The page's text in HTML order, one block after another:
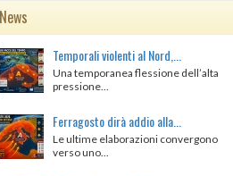
News
Temporali violenti al Nord,...
Una temporanea flessione dell’alta
pressione...
Ferragosto dirà addio alla...
Le ultime elaborazioni convergono
verso uno...